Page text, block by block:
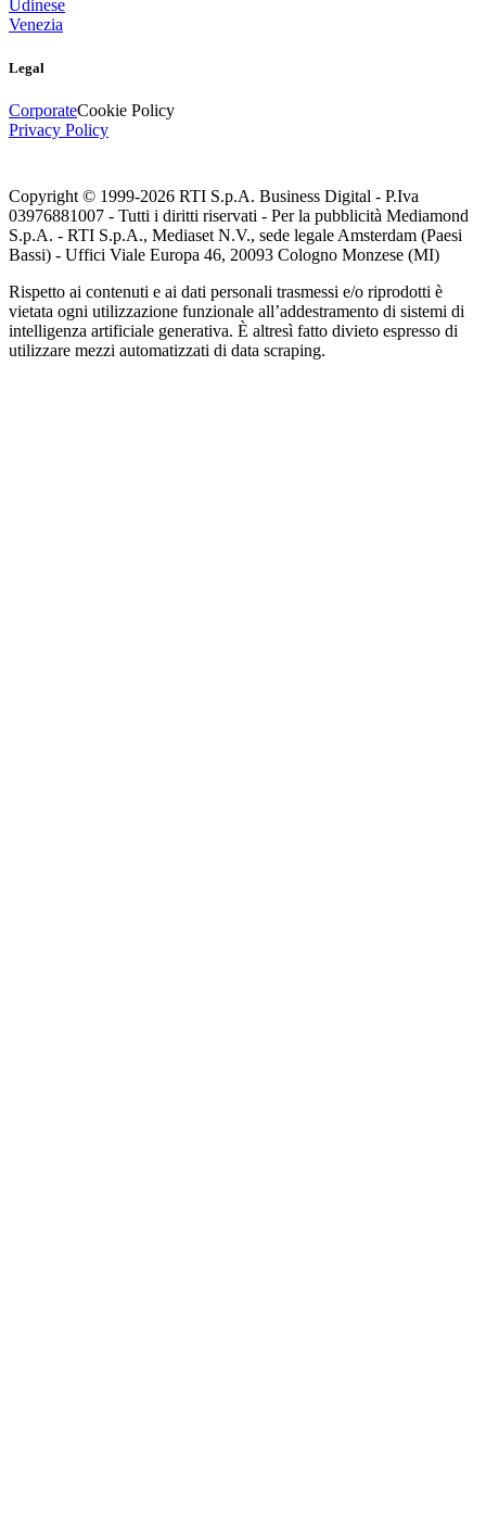
Udinese
Venezia
Legal
CorporateCookie Policy
Privacy Policy
Copyright © 1999-2026 RTI S.p.A. Business Digital - P.Iva
03976881007 - Tutti i diritti riservati - Per la pubblicità Mediamond
S.p.A. - RTI S.p.A., Mediaset N.V., sede legale Amsterdam (Paesi
Bassi) - Uffici Viale Europa 46, 20093 Cologno Monzese (MI)
Rispetto ai contenuti e ai dati personali trasmessi e/o riprodotti è
vietata ogni utilizzazione funzionale all’addestramento di sistemi di
intelligenza artificiale generativa. È altresì fatto divieto espresso di
utilizzare mezzi automatizzati di data scraping.